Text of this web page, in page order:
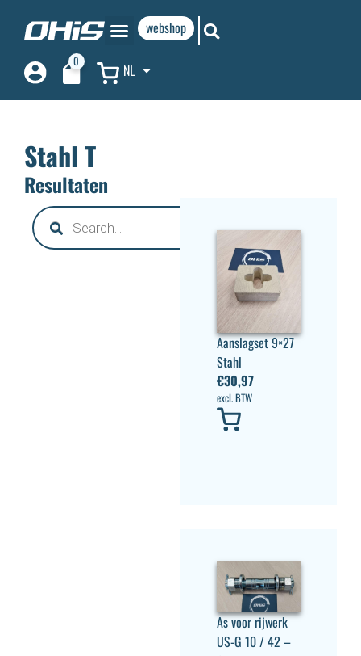
webshop
0 NL
Stahl T
Resultaten
Aanslagset 9×27
Stahl
€30,97
excl. BTW
As voor rijwerk
US-G 10 / 42 –